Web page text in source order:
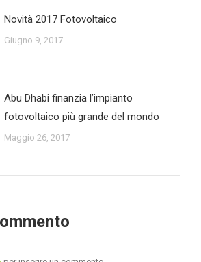
Novità 2017 Fotovoltaico
Giugno 9, 2017
Abu Dhabi finanzia l’impianto
fotovoltaico più grande del mondo
Maggio 26, 2017